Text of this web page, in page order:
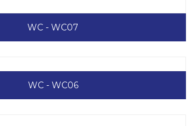
WC - WC07
WC - WC06